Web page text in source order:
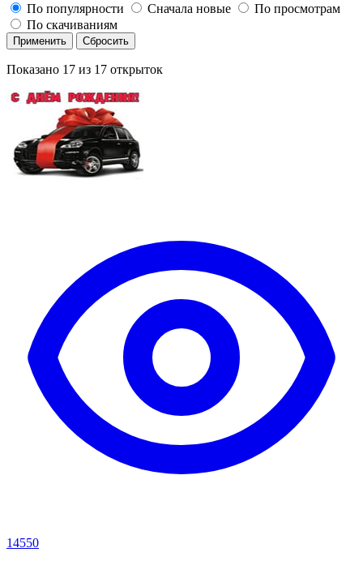
По популярности
Сначала новые
По просмотрам
По скачиваниям
Применить Сбросить
Показано 17 из 17 открыток
14550